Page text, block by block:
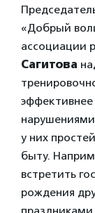
«Добрый
ассоциации
Сагитова
у них
быту.
встретить
рождения